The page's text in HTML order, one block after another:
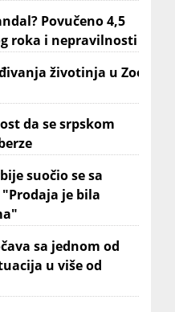
Povučeno 4,5
roka i nepravilnosti
životinja u Zoo
da se srpskom
suočio se sa
je bila
sa jednom od
u više od